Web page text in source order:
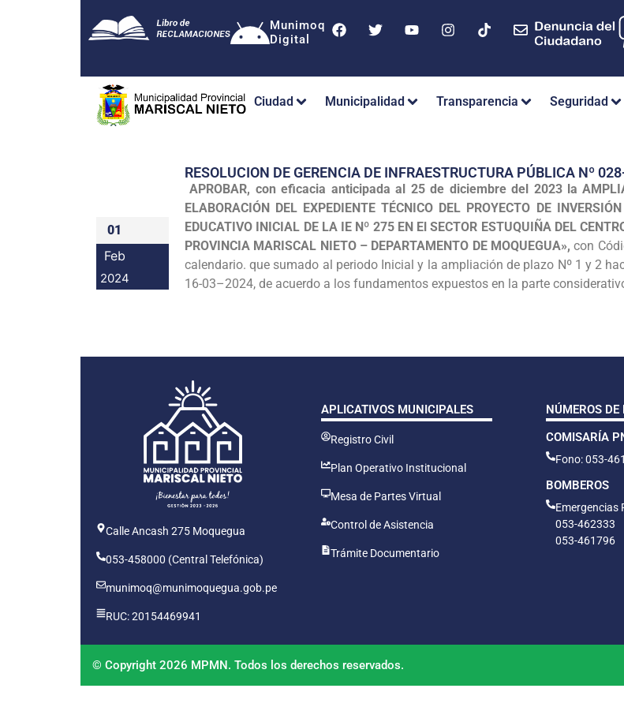
Munimoq
Digital
Ciudad Municipalidad Transparencia Seguridad
01
Feb
2024
RESOLUCION DE GERENCIA DE INFRAESTRUCTURA PÚBLICA Nº
APROBAR, con eficacia anticipada al 25 de diciembre del 2023 la
ELABORACIÓN DEL EXPEDIENTE TÉCNICO DEL PROYECTO DE
EDUCATIVO INICIAL DE LA IE Nº 275 EN El SECTOR ESTUQUIÑA DEL
PROVINCIA MARISCAL NIETO – DEPARTAMENTO DE MOQUEGUA», con
calendario. que sumado al periodo Inicial y la ampliación de plazo Nº 1 y 2
16-03–2024, de acuerdo a los fundamentos expuestos en la parte
Calle Ancash 275 Moquegua
053-458000 (Central Telefónica)
munimoq@munimoquegua.gob.pe
RUC: 20154469941
APLICATIVOS MUNICIPALES
Registro Civil
Plan Operativo Institucional
Mesa de Partes Virtual
Control de Asistencia
Trámite Documentario
NÚMEROS DE
COMISARÍA
Fono: 053-
BOMBEROS
Emergencias
053-462333
053-461796
© Copyright 2026 MPMN. Todos los derechos reservados.